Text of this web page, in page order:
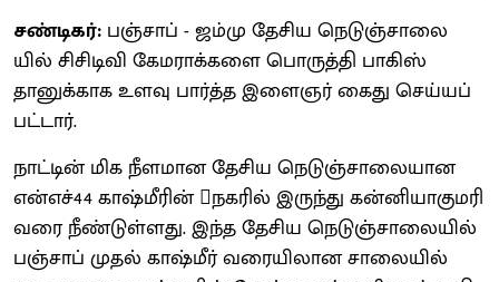
சண்டிகர்: பஞ்​சாப் - ஜம்மு தேசிய நெடுஞ்​சாலை​
யில் சிசிடிவி கேம​ராக்​களை பொருத்தி பாகிஸ்​
தானுக்​காக உளவு பார்த்த இளைஞர் கைது செய்​யப்​
பட்​டார்.
நாட்​டின் மிக நீள​மான தேசிய நெடுஞ்​சாலை​யான
என்​எச்44 காஷ்மீரின் நகரில் இருந்து கன்​னி​யாகுமரி
வரை நீண்​டுள்​ளது. இந்த தேசிய நெடுஞ்​சாலை​யில்
பஞ்​சாப் முதல் காஷ்மீர் வரையி​லான சாலை​யில்